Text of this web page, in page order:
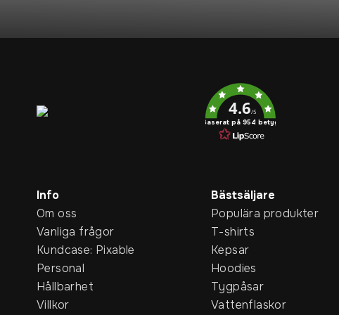
4.6/5
Baserat på 954 betyg
Info
Om oss
Vanliga frågor
Kundcase: Pixable
Personal
Hållbarhet
Villkor
Bästsäljare
Populära produkter
T-shirts
Kepsar
Hoodies
Tygpåsar
Vattenflaskor